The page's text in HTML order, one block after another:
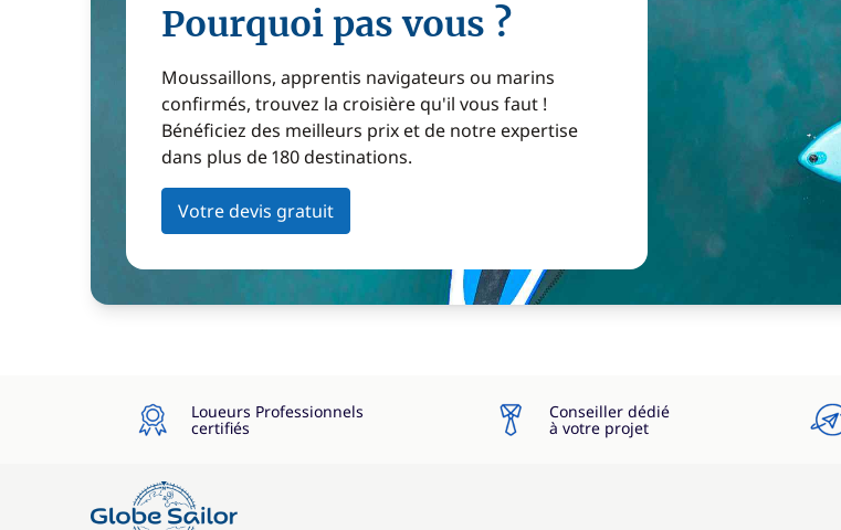
Pourquoi pas vous ?
Moussaillons, apprentis navigateurs ou marins
confirmés, trouvez la croisière qu'il vous faut !
Bénéficiez des meilleurs prix et de notre expertise
dans plus de 180 destinations.
Votre devis gratuit
Loueurs Professionnels
certifiés
Conseiller dédié
à votre projet